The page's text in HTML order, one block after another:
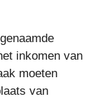
inkomen van
moeten
van